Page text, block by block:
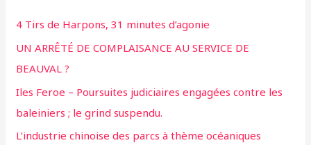
4 Tirs de Harpons, 31 minutes d’agonie
UN ARRÊTÉ DE COMPLAISANCE AU SERVICE DE
BEAUVAL ?
Iles Feroe – Poursuites judiciaires engagées contre les
baleiniers ; le grind suspendu.
L’industrie chinoise des parcs à thème océaniques